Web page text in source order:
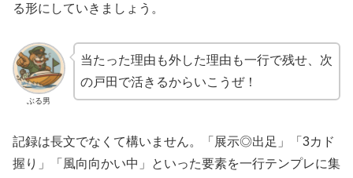
る形にしていきましょう。
ぶる男
当たった理由も外した理由も一行で残せ、次
の戸田で活きるからいこうぜ！
記録は長文でなくて構いません。「展示◎出足」「3カド
握り」「風向向かい中」といった要素を一行テンプレに集